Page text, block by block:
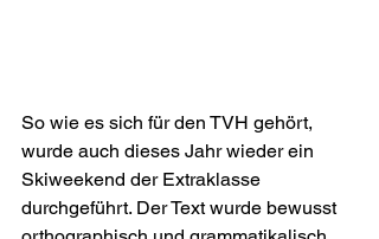
So wie es sich für den TVH gehört,
wurde auch dieses Jahr wieder ein
Skiweekend der Extraklasse
durchgeführt. Der Text wurde bewusst